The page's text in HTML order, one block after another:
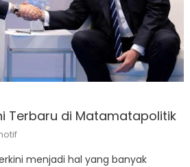
Terbaru di Matamatapolitik
menjadi hal yang banyak